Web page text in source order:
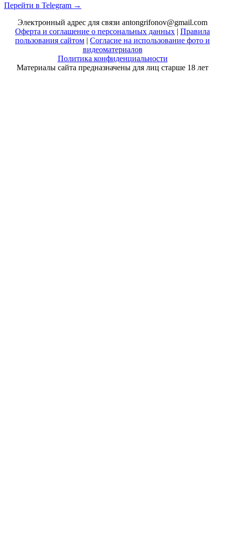
Перейти в Telegram →
Электронный адрес для связи antongrifonov@gmail.com
Оферта и соглашение о персональных данных | Правила
пользования сайтом | Согласие на использование фото и
видеоматериалов
Политика конфиденциальности
Материалы сайта предназначены для лиц старше 18 лет